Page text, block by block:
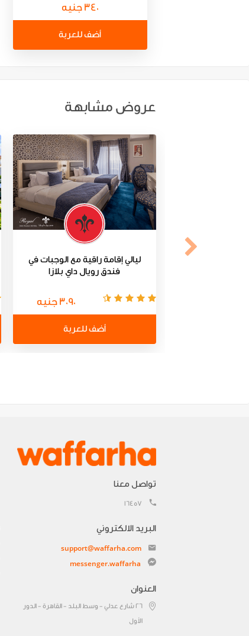
340 جنيه
أضف للعربة
عروض مشابهة
ليالي إقامة راقية مع الوجبات في
فندق رويال داي بلازا
3090 جنيه
أضف للعربة
تواصل معنا
16457
البريد الالكتروني
support@waffarha.com
messenger.waffarha
العنوان
٢٦ شارع عدلي - وسط البلد - القاهرة - الدور
الأول